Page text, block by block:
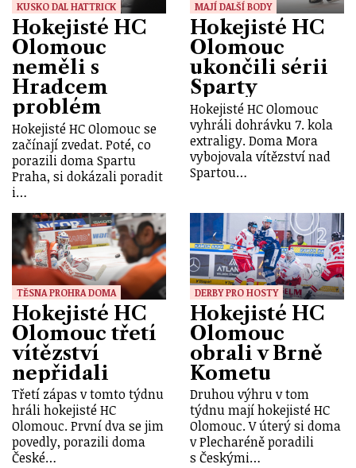
KUSKO DAL HATTRICK
Hokejisté HC
Olomouc
neměli s
Hradcem
problém
Hokejisté HC Olomouc se
začínají zvedat. Poté, co
porazili doma Spartu
Praha, si dokázali poradit
i…
MAJÍ DALŠÍ BODY
Hokejisté HC
Olomouc
ukončili sérii
Sparty
Hokejisté HC Olomouc
vyhráli dohrávku 7. kola
extraligy. Doma Mora
vybojovala vítězství nad
Spartou…
TĚSNA PROHRA DOMA
Hokejisté HC
Olomouc třetí
vítězství
nepřidali
Třetí zápas v tomto týdnu
hráli hokejisté HC
Olomouc. První dva se jim
povedly, porazili doma
České…
DERBY PRO HOSTY
Hokejisté HC
Olomouc
obrali v Brně
Kometu
Druhou výhru v tom
týdnu mají hokejisté HC
Olomouc. V úterý si doma
v Plecharéně poradili
s Českými…